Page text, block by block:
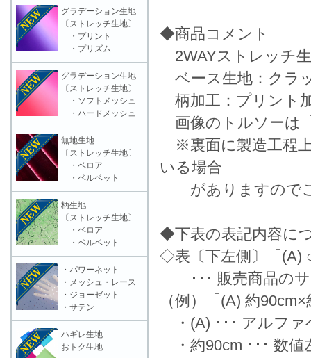
◆商品コメント
2WAYストレッチ
ベース生地：クラ
柄加工：プリント
画像のトルソーは
※裏面に製造工程
いる場合
がありますのでご
◆下表の表記内容に
◇表〔下左側〕「(A)
･･･ 販売商品のサ
（例）「(A) 約
・(A) ･･･ アルフ
・約90cm ･･･ 数値
グラデーション生地
〔ストレッチ生地〕
・プリント
・プリズム
グラデーション生地
〔ストレッチ生地〕
・ソフトメッシュ
・ハードメッシュ
無地生地
〔ストレッチ生地〕
・ベロア
・ベルベット
柄生地
〔ストレッチ生地〕
・ベロア
・ベルベット
・パワーネット
・メッシュ・レース
・ジョーゼット
・サテン
ハギレ生地
おトク生地